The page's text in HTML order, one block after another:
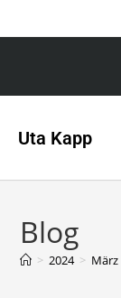
Uta Kapp
Blog
> 2024 > März